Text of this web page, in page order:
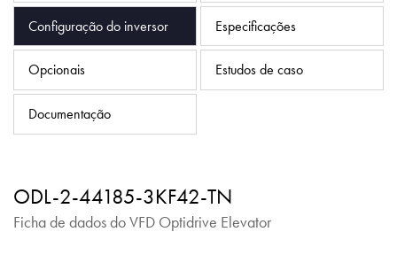
Configuração do inversor Especificações
Opcionais Estudos de caso
Documentação
ODL-2-44185-3KF42-TN
Ficha de dados do VFD Optidrive Elevator
Carreiras
Sobre